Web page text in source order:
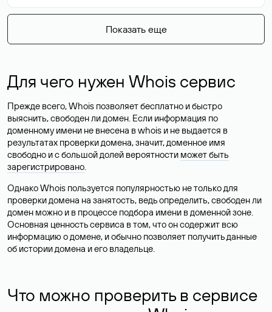
Показать еще
Для чего нужен Whois сервис
Прежде всего, Whois позволяет бесплатно и быстро
выяснить, свободен ли домен. Если информация по
доменному имени не внесена в whois и не выдается в
результатах проверки домена, значит, доменное имя
свободно и с большой долей вероятности может быть
зарегистрировано.
Однако Whois пользуется популярностью не только для
проверки домена на занятость, ведь определить, свободен ли
домен можно и в процессе подбора имени в доменной зоне.
Основная ценность сервиса в том, что он содержит всю
информацию о домене, и обычно позволяет получить данные
об истории домена и его владельце.
Что можно проверить в сервисе